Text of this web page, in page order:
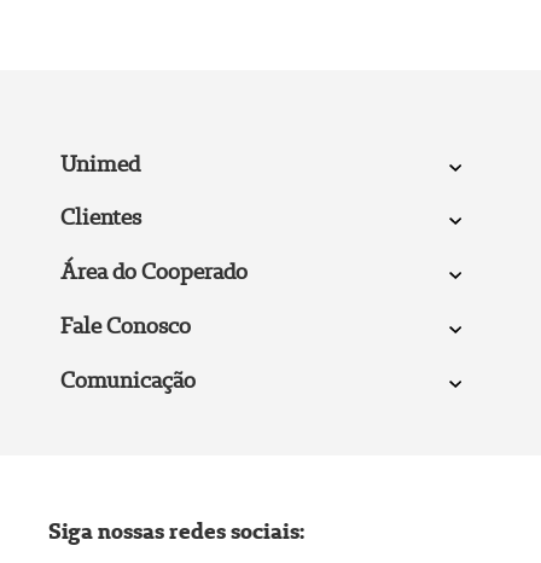
Unimed
Clientes
Área do Cooperado
Fale Conosco
Comunicação
Siga nossas redes sociais: